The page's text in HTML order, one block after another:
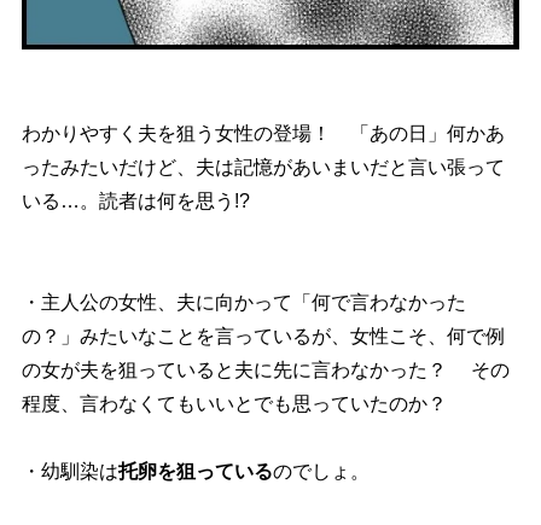
わかりやすく夫を狙う女性の登場！ 「あの日」何かあ
ったみたいだけど、夫は記憶があいまいだと言い張って
いる…。読者は何を思う!?
・主人公の女性、夫に向かって「何で言わなかった
の？」みたいなことを言っているが、女性こそ、何で例
の女が夫を狙っていると夫に先に言わなかった？ その
程度、言わなくてもいいとでも思っていたのか？
・幼馴染は托卵を狙っているのでしょ。